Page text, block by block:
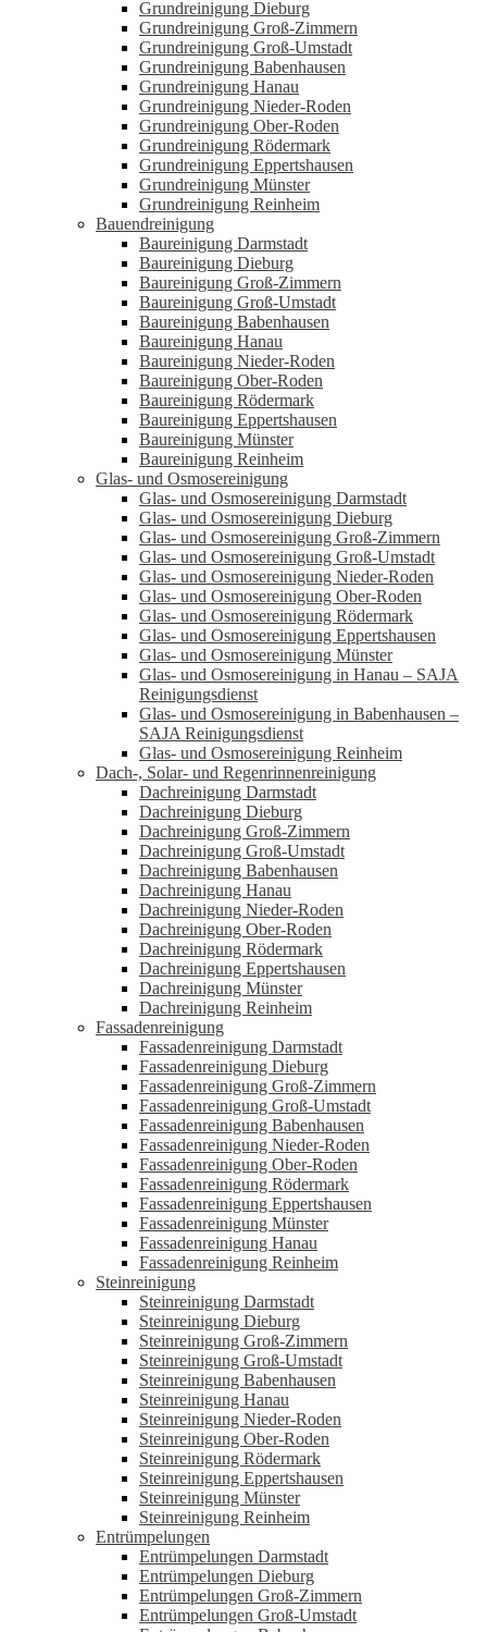
Grundreinigung Dieburg
Grundreinigung Groß-Zimmern
Grundreinigung Groß-Umstadt
Grundreinigung Babenhausen
Grundreinigung Hanau
Grundreinigung Nieder-Roden
Grundreinigung Ober-Roden
Grundreinigung Rödermark
Grundreinigung Eppertshausen
Grundreinigung Münster
Grundreinigung Reinheim
Bauendreinigung
Baureinigung Darmstadt
Baureinigung Dieburg
Baureinigung Groß-Zimmern
Baureinigung Groß-Umstadt
Baureinigung Babenhausen
Baureinigung Hanau
Baureinigung Nieder-Roden
Baureinigung Ober-Roden
Baureinigung Rödermark
Baureinigung Eppertshausen
Baureinigung Münster
Baureinigung Reinheim
Glas- und Osmosereinigung
Glas- und Osmosereinigung Darmstadt
Glas- und Osmosereinigung Dieburg
Glas- und Osmosereinigung Groß-Zimmern
Glas- und Osmosereinigung Groß-Umstadt
Glas- und Osmosereinigung Nieder-Roden
Glas- und Osmosereinigung Ober-Roden
Glas- und Osmosereinigung Rödermark
Glas- und Osmosereinigung Eppertshausen
Glas- und Osmosereinigung Münster
Glas- und Osmosereinigung in Hanau – SAJA
Reinigungsdienst
Glas- und Osmosereinigung in Babenhausen –
SAJA Reinigungsdienst
Glas- und Osmosereinigung Reinheim
Dach-, Solar- und Regenrinnenreinigung
Dachreinigung Darmstadt
Dachreinigung Dieburg
Dachreinigung Groß-Zimmern
Dachreinigung Groß-Umstadt
Dachreinigung Babenhausen
Dachreinigung Hanau
Dachreinigung Nieder-Roden
Dachreinigung Ober-Roden
Dachreinigung Rödermark
Dachreinigung Eppertshausen
Dachreinigung Münster
Dachreinigung Reinheim
Fassadenreinigung
Fassadenreinigung Darmstadt
Fassadenreinigung Dieburg
Fassadenreinigung Groß-Zimmern
Fassadenreinigung Groß-Umstadt
Fassadenreinigung Babenhausen
Fassadenreinigung Nieder-Roden
Fassadenreinigung Ober-Roden
Fassadenreinigung Rödermark
Fassadenreinigung Eppertshausen
Fassadenreinigung Münster
Fassadenreinigung Hanau
Fassadenreinigung Reinheim
Steinreinigung
Steinreinigung Darmstadt
Steinreinigung Dieburg
Steinreinigung Groß-Zimmern
Steinreinigung Groß-Umstadt
Steinreinigung Babenhausen
Steinreinigung Hanau
Steinreinigung Nieder-Roden
Steinreinigung Ober-Roden
Steinreinigung Rödermark
Steinreinigung Eppertshausen
Steinreinigung Münster
Steinreinigung Reinheim
Entrümpelungen
Entrümpelungen Darmstadt
Entrümpelungen Dieburg
Entrümpelungen Groß-Zimmern
Entrümpelungen Groß-Umstadt